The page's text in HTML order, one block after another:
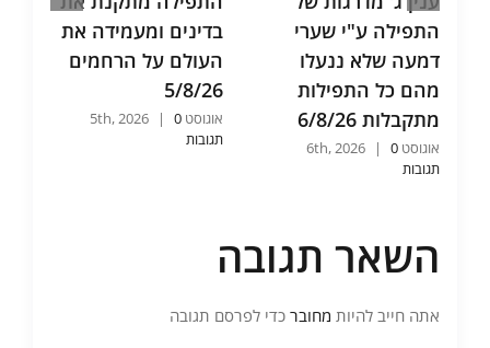
התפילה ע"י שערי
דמעה שלא ננעלו
מהם כל התפילות
מתקבלות 6/8/26
אוגוסט 6th, 2026 |
0
תגובות
בדינים ומעמידה את
העולם על הרחמים
5/8/26
אוגוסט 5th, 2026 |
0
תגובות
השאר תגובה
אתה חייב להיות מחובר כדי לפרסם תגובה